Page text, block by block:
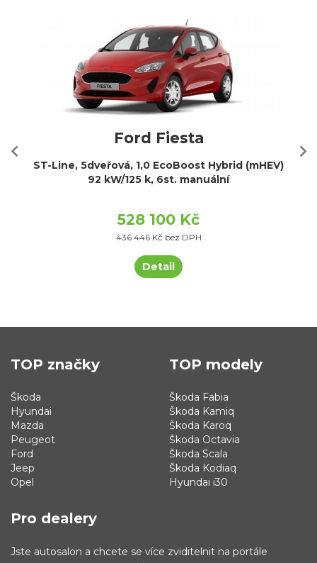
Ford Fiesta
ST-Line, 5dveřová, 1,0 EcoBoost Hybrid (mHEV)
92 kW/125 k, 6st. manuální
528 100 Kč
436 446 Kč bez DPH
Detail
TOP značky
Škoda
Hyundai
Mazda
Peugeot
Ford
Jeep
Opel
TOP modely
Škoda Fabia
Škoda Kamiq
Škoda Karoq
Škoda Octavia
Škoda Scala
Škoda Kodiaq
Hyundai i30
Pro dealery
Jste autosalon a chcete se více zviditelnit na portále